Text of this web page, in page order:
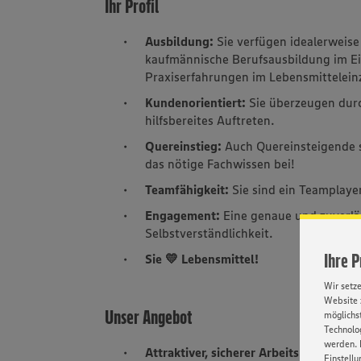
Ihre
Wir
Website
werden.
Ihr Profil
Ausbildung: Sie verfügen
kaufmännische Berufsausbildung im
Praxiserfahrungen im
Kundenorientiert: Sie überzeugen
hilfsbereites Auftreten.
Quereinstieg:Auch
das nötige Fachwissen bei!
Teamfähigkeit: Sie sind ein
Engagement: Eine genaue und
Selbstverständlichkeit.
Sie 💛 Lebensmittel!
Unser Angebot
Attraktiver, sicherer Arbeitsplatz:Wir